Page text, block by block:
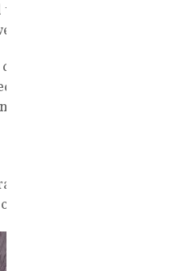
krijgen. Het werd
Arabian Nights en
en scènes uit de
en kalenders.
afbeeldingen en
zijn werk te eren.